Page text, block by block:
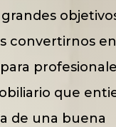
convertirnos
que
de una buena